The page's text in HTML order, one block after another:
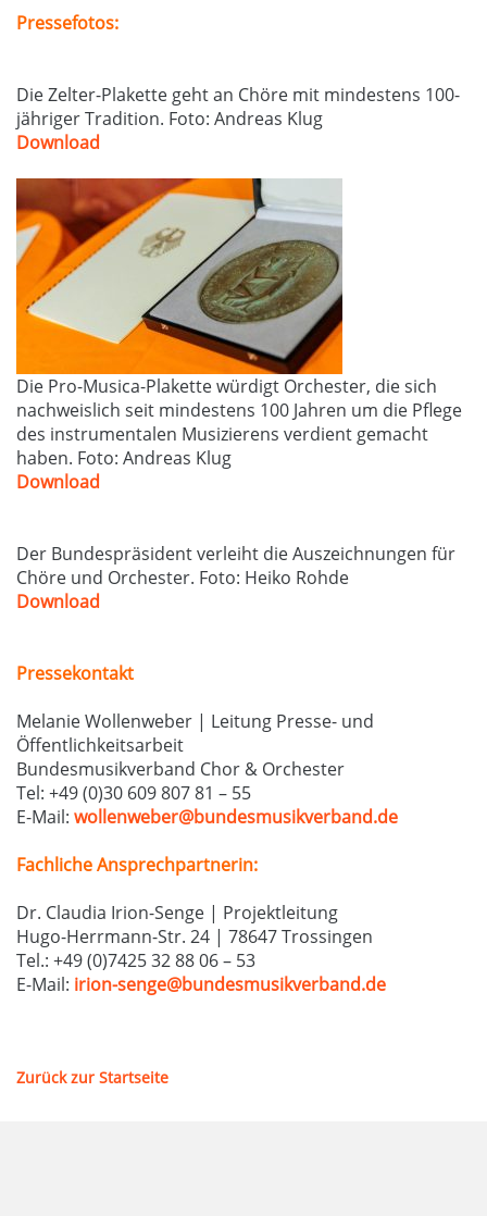
Pressefotos:
Die Zelter-Plakette geht an Chöre mit mindestens 100-
jähriger Tradition. Foto: Andreas Klug
Download
Die Pro-Musica-Plakette würdigt Orchester, die sich
nachweislich seit mindestens 100 Jahren um die Pflege
des instrumentalen Musizierens verdient gemacht
haben. Foto: Andreas Klug
Download
Der Bundespräsident verleiht die Auszeichnungen für
Chöre und Orchester. Foto: Heiko Rohde
Download
Pressekontakt
Melanie Wollenweber | Leitung Presse- und
Öffentlichkeitsarbeit
Bundesmusikverband Chor & Orchester
Tel: +49 (0)30 609 807 81 – 55
E-Mail: wollenweber@bundesmusikverband.de
Fachliche Ansprechpartnerin:
Dr. Claudia Irion-Senge | Projektleitung
Hugo-Herrmann-Str. 24 | 78647 Trossingen
Tel.: +49 (0)7425 32 88 06 – 53
E-Mail: irion-senge@bundesmusikverband.de
Zurück zur Startseite